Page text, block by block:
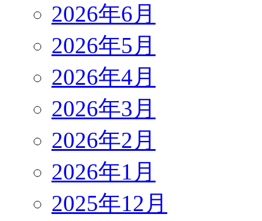
2026年6月
2026年5月
2026年4月
2026年3月
2026年2月
2026年1月
2025年12月